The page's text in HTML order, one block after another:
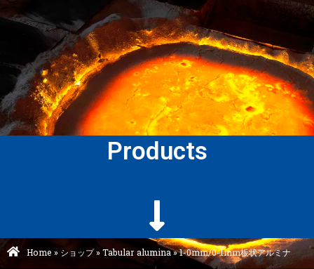
Products
Home » ショップ»Tabular alumina»1-0mm/0-1mm板状アルミナ